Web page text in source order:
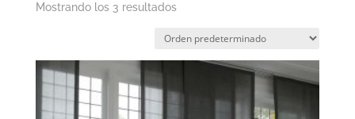
Mostrando los 3 resultados